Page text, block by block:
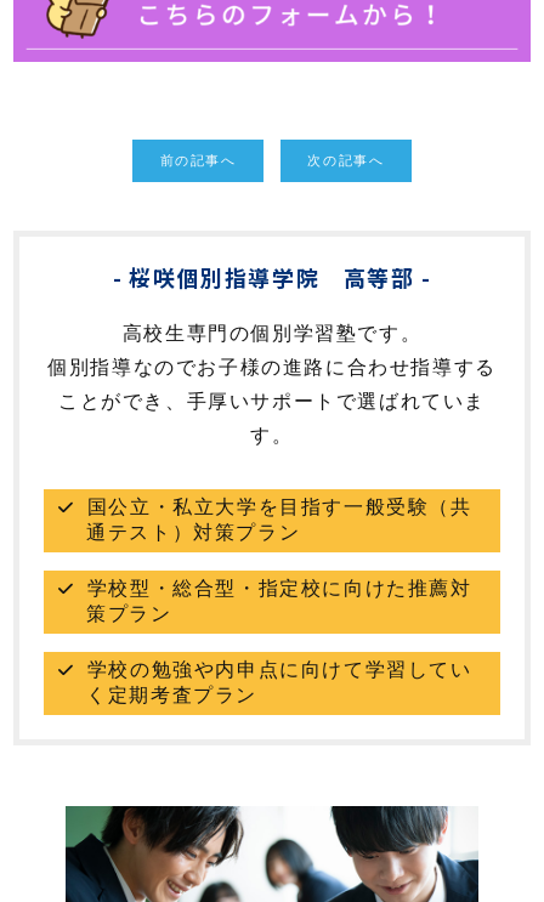
前の記事へ 次の記事へ
桜咲個別指導学院 高等部
高校生専門の個別学習塾です。
個別指導なのでお子様の進路に合わせ指導する
ことができ、手厚いサポートで選ばれていま
す。
国公立・私立大学を目指す一般受験（共
通テスト）対策プラン
学校型・総合型・指定校に向けた推薦対
策プラン
学校の勉強や内申点に向けて学習してい
く定期考査プラン